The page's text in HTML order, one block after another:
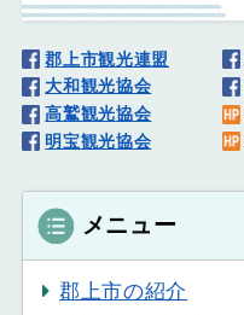
郡上市観光連盟
大和観光協会
高鷲観光協会
明宝観光協会
メニュー
郡上市の紹介